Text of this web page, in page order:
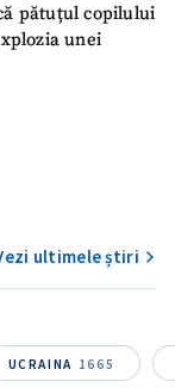
pătuțul copilului
unei
ultimele știri
UCRAINA 1665